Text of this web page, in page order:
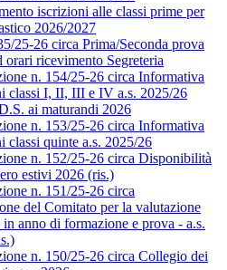
iscrizioni alle classi prime per
2026/2027
25-26 circa Prima/Seconda prova
orari ricevimento Segreteria
n. 154/25-26 circa Informativa
classi I, II, III e IV a.s. 2025/26
ai maturandi 2026
n. 153/25-26 circa Informativa
classi quinte a.s. 2025/26
n. 152/25-26 circa Disponibilità
estivi 2026 (ris.)
n. 151/25-26 circa
del Comitato per la valutazione
anno di formazione e prova - a.s.
n. 150/25-26 circa Collegio dei